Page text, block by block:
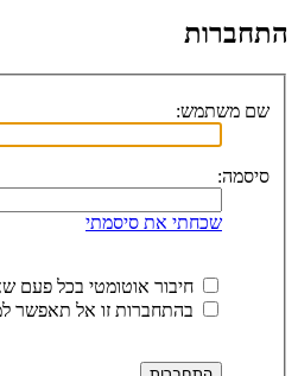
התחברות
שם משתמש:
סיסמה:
שכחתי את סיסמתי
חיבור אוטומטי בכל פעם
בהתחברות זו אל תאפשר